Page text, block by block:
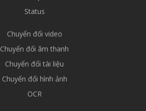
Status
Chuyển đổi video
Chuyển đổi âm thanh
Chuyển đổi tài liệu
Chuyển đổi hình ảnh
OCR